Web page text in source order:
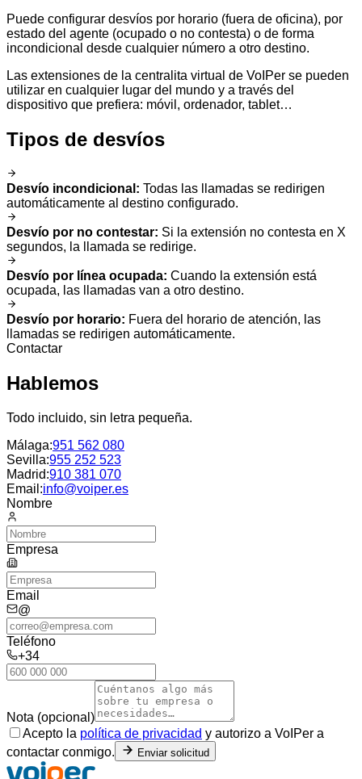
Puede configurar desvíos por horario (fuera de oficina), por
estado del agente (ocupado o no contesta) o de forma
incondicional desde cualquier número a otro destino.
Las extensiones de la centralita virtual de VoIPer se pueden
utilizar en cualquier lugar del mundo y a través del
dispositivo que prefiera: móvil, ordenador, tablet…
Tipos de desvíos
Desvío incondicional : Todas las llamadas se redirigen
automáticamente al destino configurado.
Desvío por no contestar: Si la extensión no contesta en X
segundos, la llamada se redirige.
Desvío por línea ocupada: Cuando la extensión está
ocupada, las llamadas van a otro destino.
Desvío por horario: Fuera del horario de atención, las
llamadas se redirigen automáticamente.
Contactar
Hablemos
Todo incluido, sin letra pequeña.
Málaga:951 562 080
Sevilla:955 252 523
Madrid:910 381 070
Email:info@voiper.es
Nombre
Empresa
Email
@
Teléfono
+34
Nota (opcional)
Acepto la política de privacidad y autorizo a VoIPer a
contactar conmigo.
Enviar solicitud